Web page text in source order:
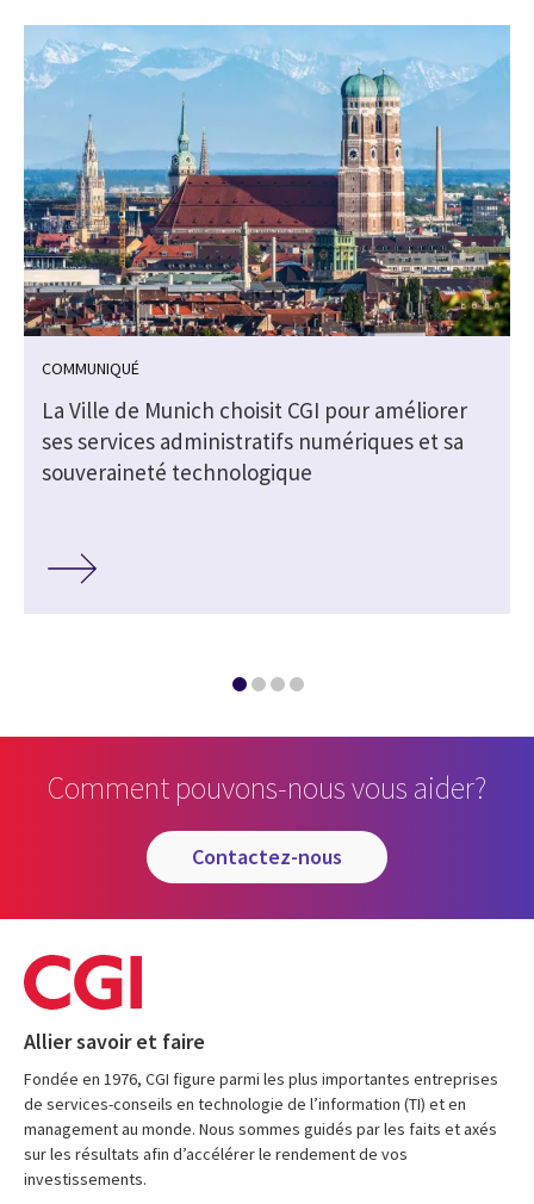
COMMUNIQUÉ
La Ville de Munich choisit CGI pour améliorer
ses services administratifs numériques et sa
souveraineté technologique
Comment pouvons-nous vous aider?
contactez-nous
Allier savoir et faire
Fondée en 1976, CGI figure parmi les plus importantes entreprises
de services-conseils en technologie de l’information (TI) et en
management au monde. Nous sommes guidés par les faits et axés
sur les résultats afin d’accélérer le rendement de vos
investissements.